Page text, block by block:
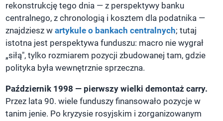
rekonstrukcję tego dnia — z perspektywy banku
centralnego, z chronologią i kosztem dla podatnika —
znajdziesz wartykule o bankach centralnych; tutaj
istotna jest perspektywa funduszu: macro nie wygrał
„siłą", tylko rozmiarem pozycji zbudowanej tam, gdzie
polityka była wewnętrznie sprzeczna.
Październik 1998 — pierwszy wielki demontaż carry.
Przez lata 90. wiele funduszy finansowało pozycje w
tanim jenie. Po kryzysie rosyjskim i zorganizowanym